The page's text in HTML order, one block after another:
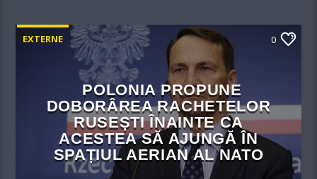
EXTERNE 0
POLONIA PROPUNE
DOBORÂREA RACHETELOR
RUSEȘTI ÎNAINTE CA
ACESTEA SĂ AJUNGĂ ÎN
SPAȚIUL AERIAN AL NATO